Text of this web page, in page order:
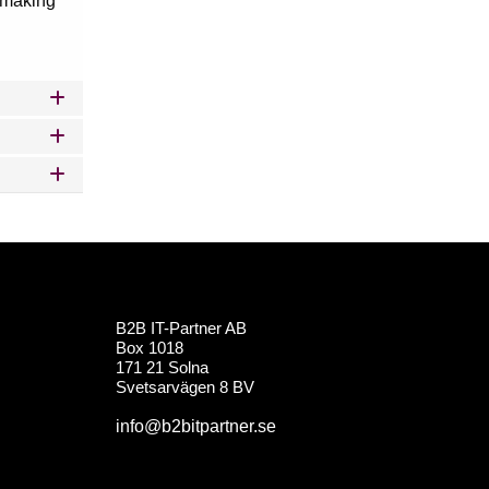
B2B IT-Partner AB
Box 1018
171 21 Solna
Svetsarvägen 8 BV
info@b2bitpartner.se